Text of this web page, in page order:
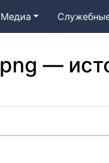
Медиа
—